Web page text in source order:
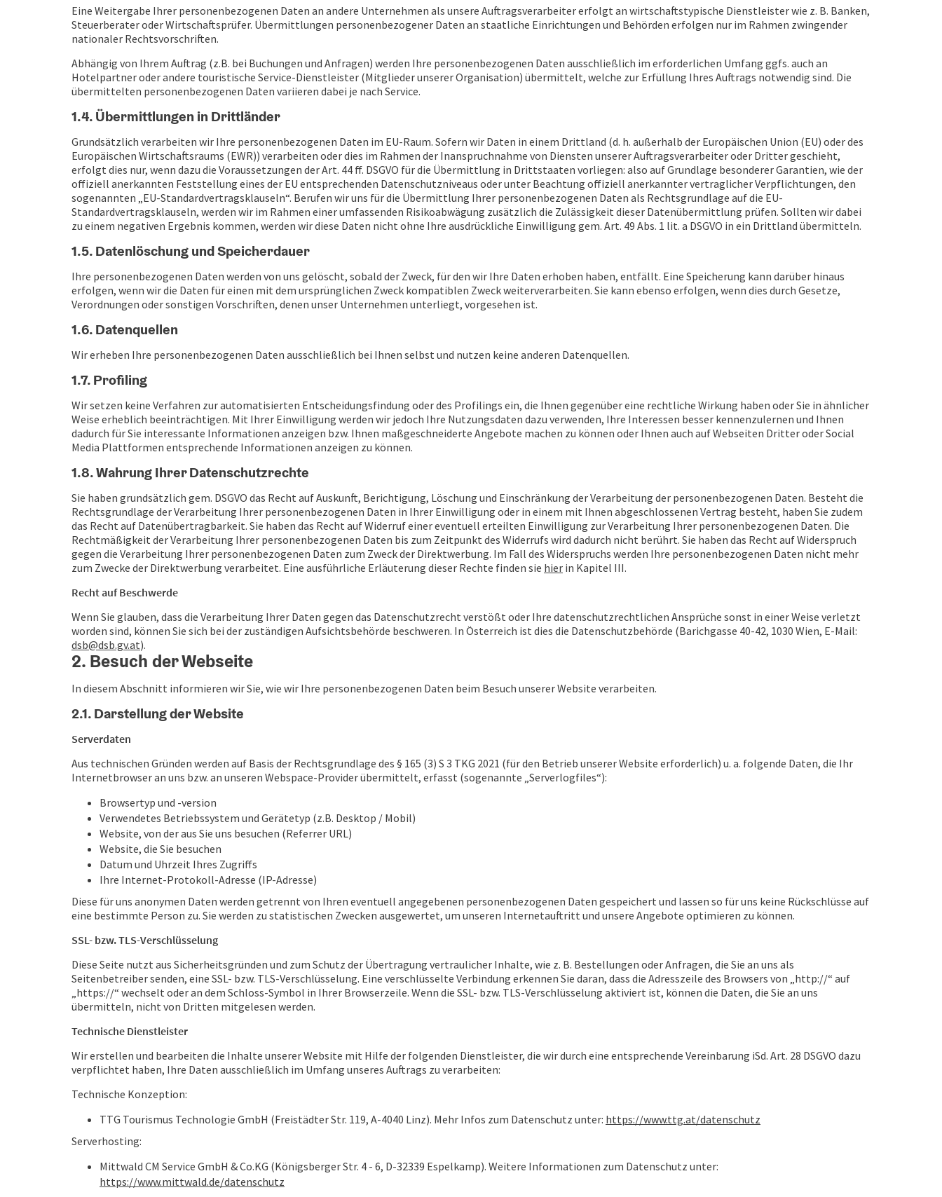
Eine Weitergabe Ihrer personenbezogenen Daten an andere Unternehmen als unsere Auftragsverarbeiter erfolgt an wirtschaftstypische Dienstleister wie z. B. Banken,
Steuerberater oder Wirtschaftsprüfer. Übermittlungen personenbezogener Daten an staatliche Einrichtungen und Behörden erfolgen nur im Rahmen zwingender
nationaler Rechtsvorschriften.
Abhängig von Ihrem Auftrag (z.B. bei Buchungen und Anfragen) werden Ihre personenbezogenen Daten ausschließlich im erforderlichen Umfang ggfs. auch an
Hotelpartner oder andere touristische Service-Dienstleister (Mitglieder unserer Organisation) übermittelt, welche zur Erfüllung Ihres Auftrags notwendig sind. Die
übermittelten personenbezogenen Daten variieren dabei je nach Service.
1.4. Übermittlungen in Drittländer
Grundsätzlich verarbeiten wir Ihre personenbezogenen Daten im EU-Raum. Sofern wir Daten in einem Drittland (d. h. außerhalb der Europäischen Union (EU) oder des
Europäischen Wirtschaftsraums (EWR)) verarbeiten oder dies im Rahmen der Inanspruchnahme von Diensten unserer Auftragsverarbeiter oder Dritter geschieht,
erfolgt dies nur, wenn dazu die Voraussetzungen der Art. 44 ff. DSGVO für die Übermittlung in Drittstaaten vorliegen: also auf Grundlage besonderer Garantien, wie der
offiziell anerkannten Feststellung eines der EU entsprechenden Datenschutzniveaus oder unter Beachtung offiziell anerkannter vertraglicher Verpflichtungen, den
sogenannten „EU-Standardvertragsklauseln“. Berufen wir uns für die Übermittlung Ihrer personenbezogenen Daten als Rechtsgrundlage auf die EU-
Standardvertragsklauseln, werden wir im Rahmen einer umfassenden Risikoabwägung zusätzlich die Zulässigkeit dieser Datenübermittlung prüfen. Sollten wir dabei
zu einem negativen Ergebnis kommen, werden wir diese Daten nicht ohne Ihre ausdrückliche Einwilligung gem. Art. 49 Abs. 1 lit. a DSGVO in ein Drittland übermitteln.
1.5. Datenlöschung und Speicherdauer
Ihre personenbezogenen Daten werden von uns gelöscht, sobald der Zweck, für den wir Ihre Daten erhoben haben, entfällt. Eine Speicherung kann darüber hinaus
erfolgen, wenn wir die Daten für einen mit dem ursprünglichen Zweck kompatiblen Zweck weiterverarbeiten. Sie kann ebenso erfolgen, wenn dies durch Gesetze,
Verordnungen oder sonstigen Vorschriften, denen unser Unternehmen unterliegt, vorgesehen ist.
1.6. Datenquellen
Wir erheben Ihre personenbezogenen Daten ausschließlich bei Ihnen selbst und nutzen keine anderen Datenquellen.
1.7. Profiling
Wir setzen keine Verfahren zur automatisierten Entscheidungsfindung oder des Profilings ein, die Ihnen gegenüber eine rechtliche Wirkung haben oder Sie in ähnlicher
Weise erheblich beeinträchtigen. Mit Ihrer Einwilligung werden wir jedoch Ihre Nutzungsdaten dazu verwenden, Ihre Interessen besser kennenzulernen und Ihnen
dadurch für Sie interessante Informationen anzeigen bzw. Ihnen maßgeschneiderte Angebote machen zu können oder Ihnen auch auf Webseiten Dritter oder Social
Media Plattformen entsprechende Informationen anzeigen zu können.
1.8. Wahrung Ihrer Datenschutzrechte
Sie haben grundsätzlich gem. DSGVO das Recht auf Auskunft, Berichtigung, Löschung und Einschränkung der Verarbeitung der personenbezogenen Daten. Besteht die
Rechtsgrundlage der Verarbeitung Ihrer personenbezogenen Daten in Ihrer Einwilligung oder in einem mit Ihnen abgeschlossenen Vertrag besteht, haben Sie zudem
das Recht auf Datenübertragbarkeit. Sie haben das Recht auf Widerruf einer eventuell erteilten Einwilligung zur Verarbeitung Ihrer personenbezogenen Daten. Die
Rechtmäßigkeit der Verarbeitung Ihrer personenbezogenen Daten bis zum Zeitpunkt des Widerrufs wird dadurch nicht berührt. Sie haben das Recht auf Widerspruch
gegen die Verarbeitung Ihrer personenbezogenen Daten zum Zweck der Direktwerbung. Im Fall des Widerspruchs werden Ihre personenbezogenen Daten nicht mehr
zum Zwecke der Direktwerbung verarbeitet. Eine ausführliche Erläuterung dieser Rechte finden sie hier in Kapitel III.
Recht auf Beschwerde
Wenn Sie glauben, dass die Verarbeitung Ihrer Daten gegen das Datenschutzrecht verstößt oder Ihre datenschutzrechtlichen Ansprüche sonst in einer Weise verletzt
worden sind, können Sie sich bei der zuständigen Aufsichtsbehörde beschweren. In Österreich ist dies die Datenschutzbehörde (Barichgasse 40-42, 1030 Wien, E-Mail:
dsb@dsb.gv.at).
2. Besuch der Webseite
In diesem Abschnitt informieren wir Sie, wie wir Ihre personenbezogenen Daten beim Besuch unserer Website verarbeiten.
2.1. Darstellung der Website
Serverdaten
Aus technischen Gründen werden auf Basis der Rechtsgrundlage des § 165 (3) S 3 TKG 2021 (für den Betrieb unserer Website erforderlich) u. a. folgende Daten, die Ihr
Internetbrowser an uns bzw. an unseren Webspace-Provider übermittelt, erfasst (sogenannte „Serverlogfiles“):
Browsertyp und -version
Verwendetes Betriebssystem und Gerätetyp (z.B. Desktop / Mobil)
Website, von der aus Sie uns besuchen (Referrer URL)
Website, die Sie besuchen
Datum und Uhrzeit Ihres Zugriffs
Ihre Internet-Protokoll-Adresse (IP-Adresse)
Diese für uns anonymen Daten werden getrennt von Ihren eventuell angegebenen personenbezogenen Daten gespeichert und lassen so für uns keine Rückschlüsse auf
eine bestimmte Person zu. Sie werden zu statistischen Zwecken ausgewertet, um unseren Internetauftritt und unsere Angebote optimieren zu können.
SSL- bzw. TLS-Verschlüsselung
Diese Seite nutzt aus Sicherheitsgründen und zum Schutz der Übertragung vertraulicher Inhalte, wie z. B. Bestellungen oder Anfragen, die Sie an uns als
Seitenbetreiber senden, eine SSL- bzw. TLS-Verschlüsselung. Eine verschlüsselte Verbindung erkennen Sie daran, dass die Adresszeile des Browsers von „http://“ auf
„https://“ wechselt oder an dem Schloss-Symbol in Ihrer Browserzeile. Wenn die SSL- bzw. TLS-Verschlüsselung aktiviert ist, können die Daten, die Sie an uns
übermitteln, nicht von Dritten mitgelesen werden.
Technische Dienstleister
Wir erstellen und bearbeiten die Inhalte unserer Website mit Hilfe der folgenden Dienstleister, die wir durch eine entsprechende Vereinbarung iSd. Art. 28 DSGVO dazu
verpflichtet haben, Ihre Daten ausschließlich im Umfang unseres Auftrags zu verarbeiten:
Technische Konzeption:
TTG Tourismus Technologie GmbH (Freistädter Str. 119, A-4040 Linz). Mehr Infos zum Datenschutz unter: https://www.ttg.at/datenschutz
Serverhosting:
Mittwald CM Service GmbH & Co.KG (Königsberger Str. 4 - 6, D-32339 Espelkamp). Weitere Informationen zum Datenschutz unter:
https://www.mittwald.de/datenschutz